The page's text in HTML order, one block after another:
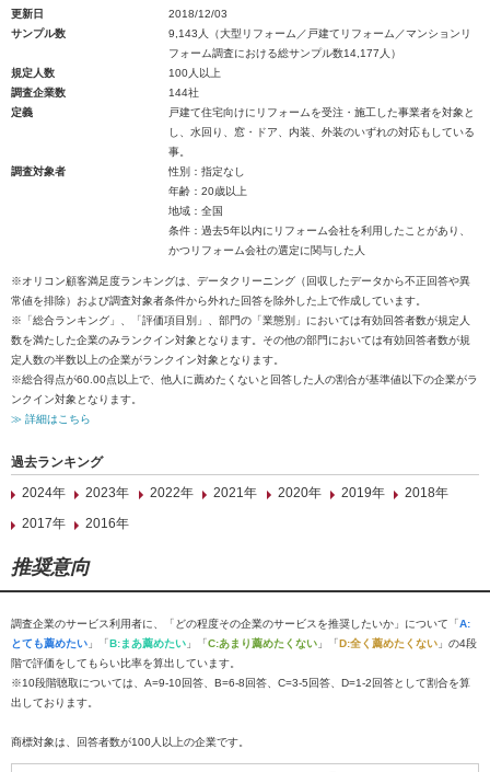
更新日
2018/12/03
サンプル数
9,143人（大型リフォーム／戸建てリフォーム／マンションリ
フォーム調査における総サンプル数14,177人）
規定人数
100人以上
調査企業数
144社
定義
戸建て住宅向けにリフォームを受注・施工した事業者を対象と
し、水回り、窓・ドア、内装、外装のいずれの対応もしている
事。
調査対象者
性別：指定なし
年齢：20歳以上
地域：全国
条件：過去5年以内にリフォーム会社を利用したことがあり、
かつリフォーム会社の選定に関与した人
※オリコン顧客満足度ランキングは、データクリーニング（回収したデータから不正回答や異
常値を排除）および調査対象者条件から外れた回答を除外した上で作成しています。
※「総合ランキング」、「評価項目別」、部門の「業態別」においては有効回答者数が規定人
数を満たした企業のみランクイン対象となります。その他の部門においては有効回答者数が規
定人数の半数以上の企業がランクイン対象となります。
※総合得点が60.00点以上で、他人に薦めたくないと回答した人の割合が基準値以下の企業がラ
ンクイン対象となります。
≫ 詳細はこちら
過去ランキング
2024年
2023年 2022年 2021年 2020年 2019年
2018年
2017年
2016年
推奨意向
調査企業のサービス利用者に、「どの程度その企業のサービスを推奨したいか」について「A:
とても薦めたい 」「B:まあ薦めたい 」「C:あまり薦めたくない 」「D:全く薦めたくない 」の4段
階で評価をしてもらい比率を算出しています。
※10段階聴取については、A=9-10回答、B=6-8回答、C=3-5回答、D=1-2回答として割合を算
出しております。
商標対象は、回答者数が100人以上の企業です。